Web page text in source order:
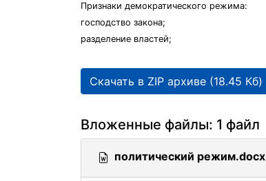
Признаки демократического режима:
господство закона;
разделение властей;
Скачать в ZIP архиве (18.45 Кб)
Вложенные файлы: 1 файл
политический режим.docx